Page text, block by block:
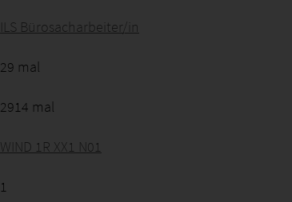
ILS Bürosacharbeiter/in
29 mal
2914 mal
WIND 1R XX1 N01
1